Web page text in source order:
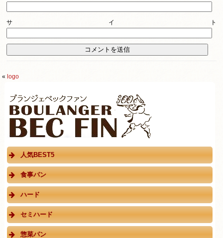
サイト
«logo
人気BEST5
食事パン
ハード
セミハード
惣菜パン